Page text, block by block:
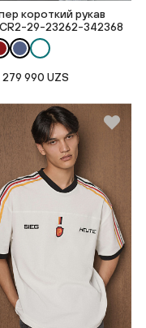
короткий рукав
29-23262-342368
279 990 UZS